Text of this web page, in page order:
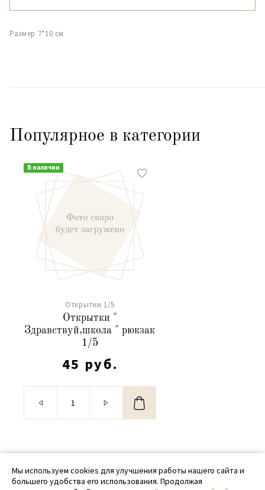
Размер 7*10 см
Популярное в категории
В наличии
Открытки 1/5
Открытки "
Здравствуй,школа " рюкзак
1/5
45 руб.
© 2020 - 2026 SamPack
Мы используем cookies для улучшения работы нашего сайта и
большего удобства его использования. Продолжая